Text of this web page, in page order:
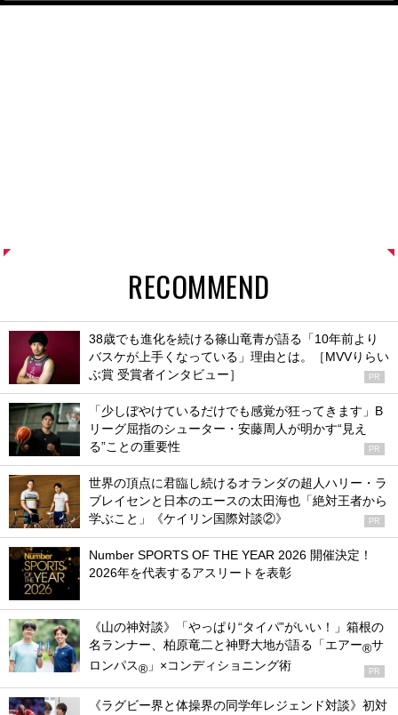
RECOMMEND
38歳でも進化を続ける篠山竜青が語る「10年前より
バスケが上手くなっている」理由とは。［MVVりらい
ぶ賞 受賞者インタビュー］
PR
「少しぼやけているだけでも感覚が狂ってきます」B
リーグ屈指のシューター・安藤周人が明かす“見え
る”ことの重要性
PR
世界の頂点に君臨し続けるオランダの超人ハリー・ラ
ブレイセンと日本のエースの太田海也「絶対王者から
学ぶこと」《ケイリン国際対談②》
PR
Number SPORTS OF THE YEAR 2026 開催決定！
2026年を代表するアスリートを表彰
《山の神対談》「やっぱり“タイパ”がいい！」箱根の
名ランナー、柏原竜二と神野大地が語る「エアー®サ
ロンパス® 」×コンディショニング術 PR
《ラグビー界と体操界の同学年レジェンド対談》初対